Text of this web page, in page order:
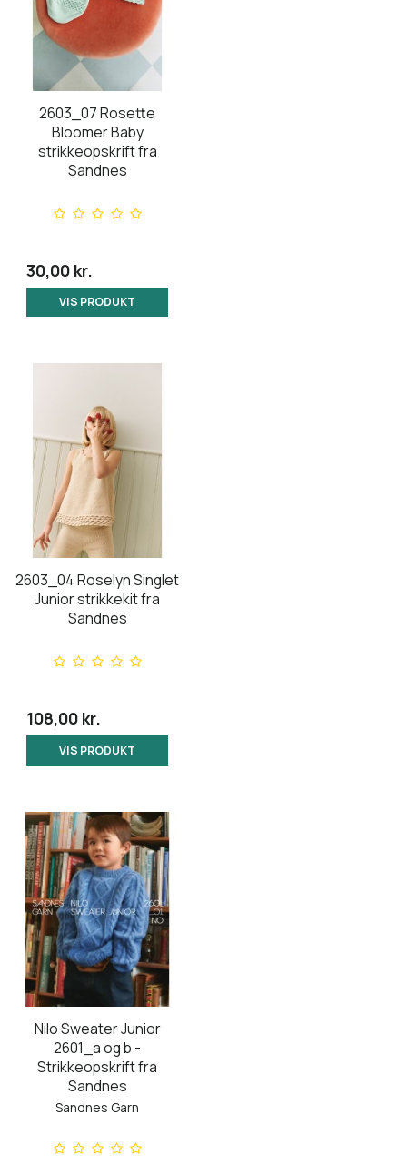
2603_07 Rosette
Bloomer Baby
strikkeopskrift fra
Sandnes
30,00 kr.
VIS PRODUKT
2603_04 Roselyn Singlet
Junior strikkekit fra
Sandnes
108,00 kr.
VIS PRODUKT
Nilo Sweater Junior
2601_a og b -
Strikkeopskrift fra
Sandnes
Sandnes Garn